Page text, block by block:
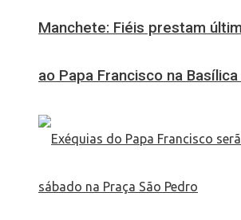
Manchete: Fiéis prestam
ao Papa Francisco na